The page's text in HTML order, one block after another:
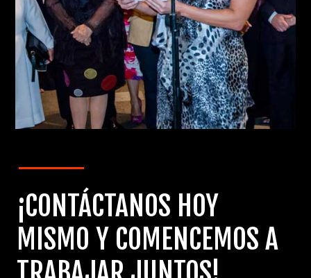
¡CONTÁCTANOS HOY
MISMO Y COMENCEMOS A